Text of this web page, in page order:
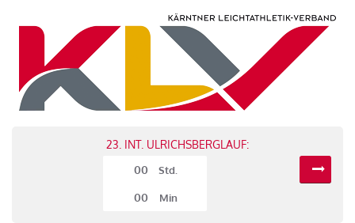
23. INT. ULRICHSBERGLAUF:
00
Std.
00 Min